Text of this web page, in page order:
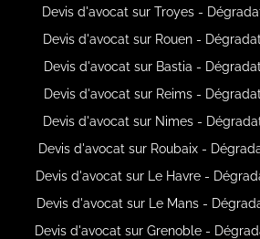
Devis d'avocat sur Troyes -
Devis d'avocat sur Rouen -
Devis d'avocat sur Bastia -
Devis d'avocat sur Reims -
Devis d'avocat sur Nimes -
Devis d'avocat sur Roubaix -
Devis d'avocat sur Le Havre -
Devis d'avocat sur Le Mans -
Devis d'avocat sur Grenoble -